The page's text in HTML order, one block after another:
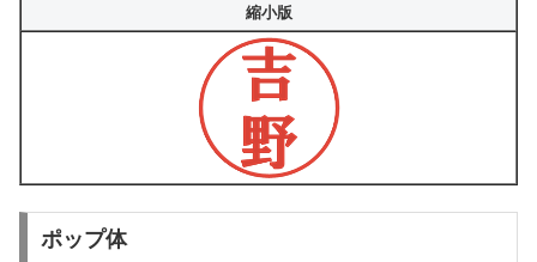
縮小版
ポップ体